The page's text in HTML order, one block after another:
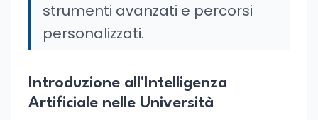
strumenti avanzati e percorsi
personalizzati.
Introduzione all'Intelligenza
Artificiale nelle Università